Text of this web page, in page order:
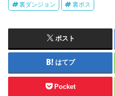
裏ダンジョン 裏ボス
ポスト
はてブ
Pocket